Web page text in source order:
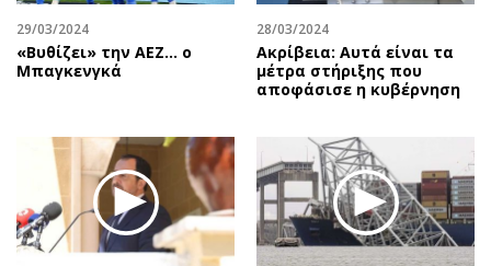
Χειρόγραφα
Επιστολές
29/03/2024
«Βυθίζει» την ΑΕΖ… ο
Μπαγκενγκά
28/03/2024
Ακρίβεια: Αυτά είναι τα
μέτρα στήριξης που
αποφάσισε η κυβέρνηση